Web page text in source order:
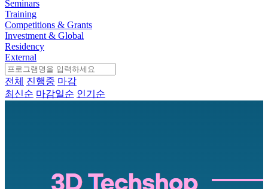
Seminars
Training
Competitions & Grants
Investment & Global
Residency
External
전체 진행중 마감
최신순 마감일순 인기순